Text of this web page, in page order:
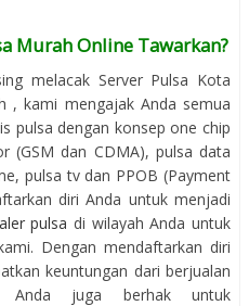
Murah Online Tawarkan?
melacak Server Pulsa Kota
, kami mengajak Anda semua
pulsa dengan konsep one chip
(GSM dan CDMA), pulsa data
pulsa tv dan PPOB (Payment
diri Anda untuk menjadi
pulsa di wilayah Anda untuk
Dengan mendaftarkan diri
keuntungan dari berjualan
Anda juga berhak untuk